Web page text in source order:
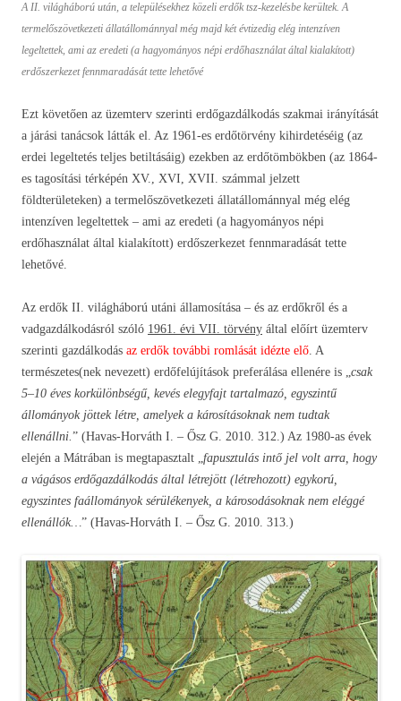
A II. világháború után, a településekhez közeli erdők tsz-kezelésbe kerültek. A
termelőszövetkezeti állatállománnyal még majd két évtizedig elég intenzíven
legeltettek, ami az eredeti (a hagyományos népi erdőhasználat által kialakított)
erdőszerkezet fennmaradását tette lehetővé
Ezt követően az üzemterv szerinti erdőgazdálkodás szakmai irányítását
a járási tanácsok látták el. Az 1961-es erdőtörvény kihirdetéséig (az
erdei legeltetés teljes betiltásáig) ezekben az erdőtömbökben (az 1864-
es tagosítási térképén XV., XVI, XVII. számmal jelzett
földterületeken) a termelőszövetkezeti állatállománnyal még elég
intenzíven legeltettek – ami az eredeti (a hagyományos népi
erdőhasználat által kialakított) erdőszerkezet fennmaradását tette
lehetővé.
Az erdők II. világháború utáni államosítása – és az erdőkről és a
vadgazdálkodásról szóló 1961. évi VII. törvény által előírt üzemterv
szerinti gazdálkodás az erdők további romlását idézte elő. A
természetes(nek nevezett) erdőfelújítások preferálása ellenére is „csak
5–10 éves korkülönbségű, kevés elegyfajt tartalmazó, egyszintű
állományok jöttek létre, amelyek a károsításoknak nem tudtak
ellenállni.” (Havas-Horváth I. – Ősz G. 2010. 312.) Az 1980-as évek
elején a Mátrában is megtapasztalt „fapusztulás intő jel volt arra, hogy
a vágásos erdőgazdálkodás által létrejött (létrehozott) egykorú,
egyszintes faállományok sérülékenyek, a károsodásoknak nem eléggé
ellenállók…” (Havas-Horváth I. – Ősz G. 2010. 313.)